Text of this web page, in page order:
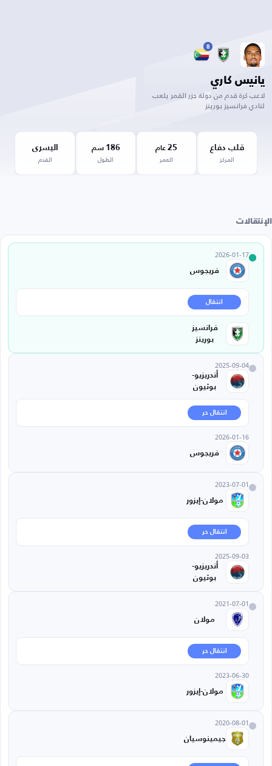
8
يانيس كاري
لاعب كرة قدم من دولة جزر القمر يلعب
لنادي فرانسيز بورينز
قلب دفاع
المركز
25 عام
العمر
186 سم
الطول
اليسرى
القدم
الإنتقالات
2026-01-17
فريجوس
انتقال
فرانسيز
بورينز
2025-09-04
أندريزيو-
بوثيون
انتقال حر
2026-01-16
فريجوس
2023-07-01
مولان-إيزور
انتقال حر
2025-09-03
أندريزيو-
بوثيون
2021-07-01
مولان
انتقال حر
2023-06-30
مولان-إيزور
2020-08-01
جيمينوسيان